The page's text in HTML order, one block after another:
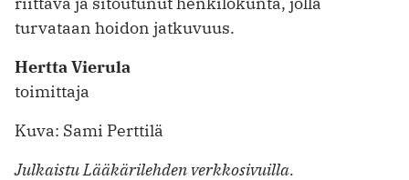
turvataan hoidon jatkuvuus.
Hertta Vierula
toimittaja
Kuva: Sami Perttilä
Julkaistu Lääkärilehden verkkosivuilla.